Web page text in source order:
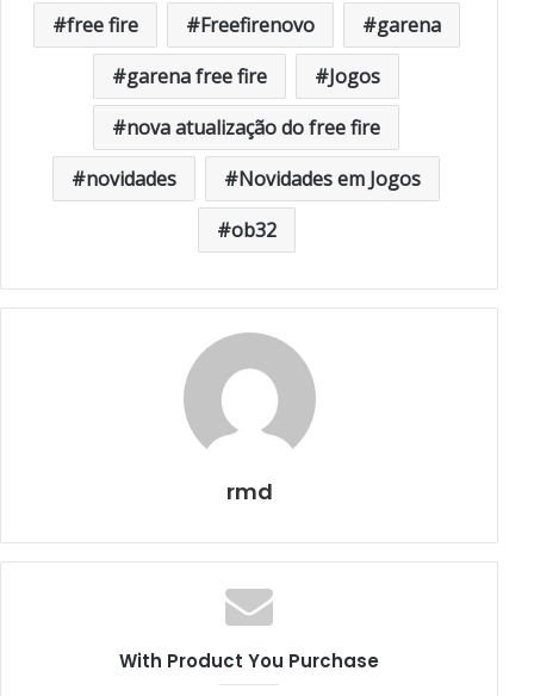
free fire Freefirenovo
garena
garena free fire
Jogos
nova atualização do free fire
novidades
Novidades em Jogos
ob32
rmd
With Product You Purchase